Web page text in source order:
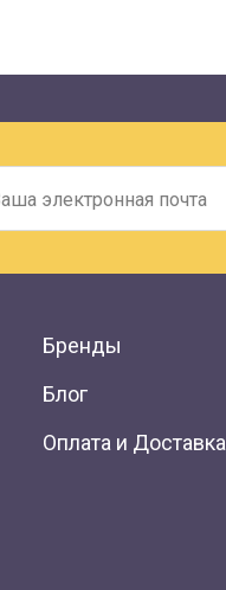
Бренды
Блог
Оплата и Доставка